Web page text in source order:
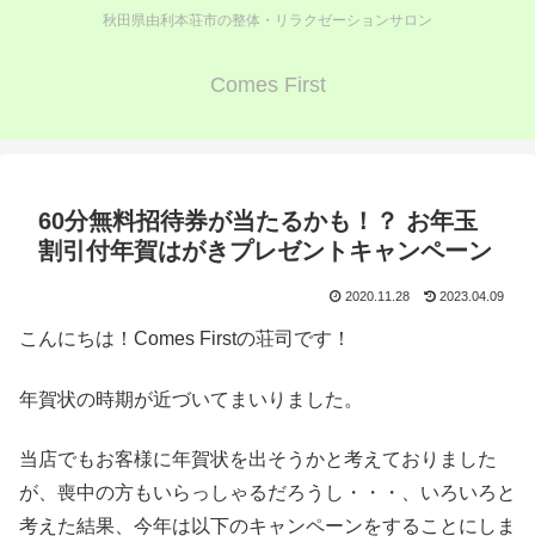
秋田県由利本荘市の整体・リラクゼーションサロン
Comes First
60分無料招待券が当たるかも！？ お年玉
割引付年賀はがきプレゼントキャンペーン
2020.11.28 2023.04.09
こんにちは！Comes Firstの荘司です！
年賀状の時期が近づいてまいりました。
当店でもお客様に年賀状を出そうかと考えておりました
が、喪中の方もいらっしゃるだろうし・・・、いろいろと
考えた結果、今年は以下のキャンペーンをすることにしま